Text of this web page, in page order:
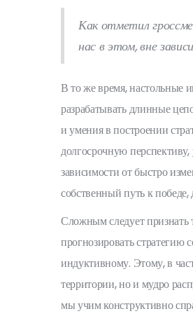
Как отметил
нас в этом, вне
В то же время, настольные
разрабатывать длинные
и умения в построении
долгосрочную
зависимости от быстро
собственный путь к
Сложным следует признать
прогнозировать
индуктивному. Этому, в
территории, но и мудро
мы учим конструктивно